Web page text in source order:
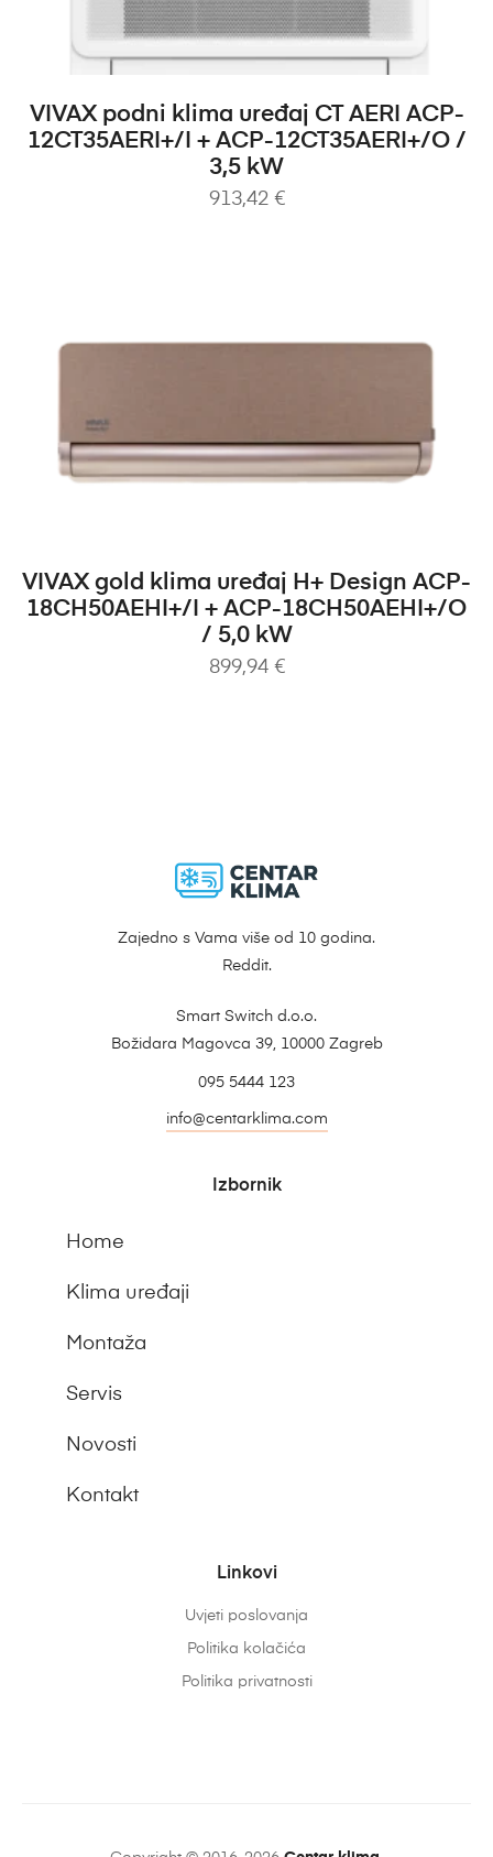
DODAJ U KOŠARICU
VIVAX podni klima uređaj CT AERI ACP-
12CT35AERI+/I + ACP-12CT35AERI+/O /
3,5 kW
913,42 €
DODAJ U KOŠARICU
VIVAX gold klima uređaj H+ Design ACP-
18CH50AEHI+/I + ACP-18CH50AEHI+/O
/ 5,0 kW
899,94 €
Zajedno s Vama više od 10 godina.
Reddit.
Smart Switch d.o.o.
Božidara Magovca 39, 10000 Zagreb
095 5444 123
info@centarklima.com
Izbornik
Home
Klima uređaji
Montaža
Servis
Novosti
Kontakt
Linkovi
Uvjeti poslovanja
Politika kolačića
Politika privatnosti